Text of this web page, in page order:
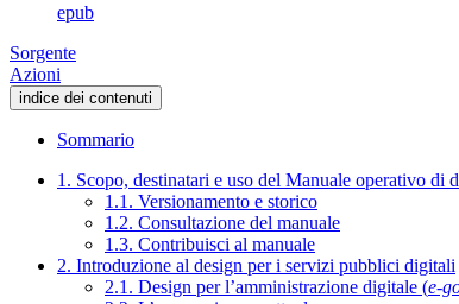
epub
Sorgente
Azioni
indice dei contenuti
Sommario
1. Scopo, destinatari e uso del Manuale operativo di
1.1. Versionamento e storico
1.2. Consultazione del manuale
1.3. Contribuisci al manuale
2. Introduzione al design per i servizi pubblici digitali
2.1. Design per l’amministrazione digitale (e-